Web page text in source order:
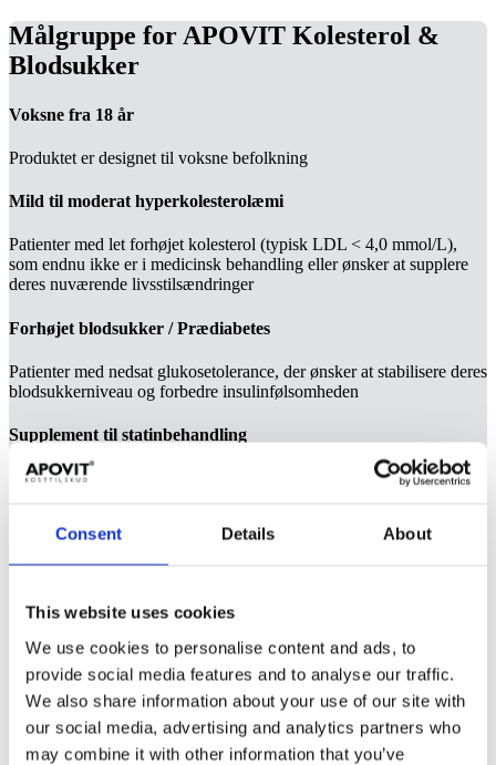
Consent Details About
This website uses cookies
We use cookies to personalise content and ads, to
provide social media features and to analyse our traffic.
We also share information about your use of our site with
our social media, advertising and analytics partners who
may combine it with other information that you’ve
Målgruppe for APOVIT Kolesterol &
Blodsukker
Voksne fra 18 år
Produktet er designet til voksne befolkning
Mild til moderat hyperkolesterolæmi
Patienter med let forhøjet kolesterol (typisk LDL < 4,0 mmol/L),
som endnu ikke er i medicinsk behandling eller ønsker at supplere
deres nuværende livsstilsændringer
Forhøjet blodsukker / Prædiabetes
Patienter med nedsat glukosetolerance, der ønsker at stabilisere deres
blodsukkerniveau og forbedre insulinfølsomheden
Supplement til statinbehandling
For patienter, der allerede er i statinbehandling, kan APOVIT
Kolesterol & Blodsukker tilbyde yderligere støtte til
Behandlingsregime
Praktiske scenarier for produktanvendelse
Forebyggelse:Som en del af en forebyggende strategi for
personer med familiær disposition for hjerte-kar-sygdomme
eller diabetes. Særligt relevant for patienter, der ønsker at være
proaktive omkring deres metaboliske sundhed.